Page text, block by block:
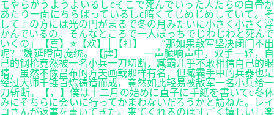
モやらがうようよいるしcそこで死んでいった人たちの白骨が
あたり一面にちらばっているしc暗くてじめじめしていて。そ
して上の方には光の円がまるで冬の月みたいに小さく小さく浮
かんでいるの。そんなところで一人ぼっちでじわじわと死んで
いくの」【喜】✯【欢】│【打】 “那如果敌军坚决闭门不出
呢？”魏延瞪向庞统。【牌】 一声脆响声中，双手一轻，自
己的钢枪竟然被一名小兵一刀切断，臧霸几乎不敢相信自己的眼
睛，虽然不像吕布的方天画戟那样有名，但臧霸手中的兵器也是
经过大师千锤百炼铸造而成，竟然如此轻易被敌军一名小兵给一
刀斩断。【，】僕は十二月の始めに直子に手紙を書いてc冬休
みにそちらに会いに行ってかまわないだろうかと訪ねた。レイ
コさんが返事を書いてきた。来てくれるのはすごく嬉しいし楽